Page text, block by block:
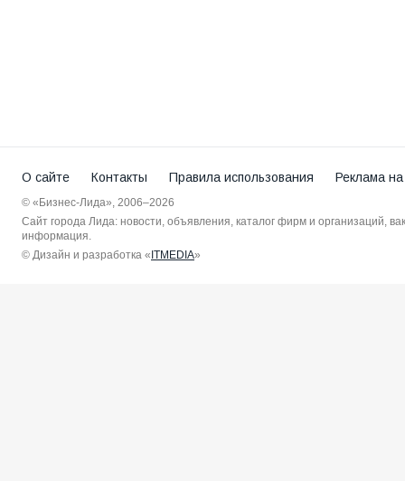
О сайте Контакты Правила использования Реклама
© «Бизнес-Лида», 2006–2026
Сайт города Лида: новости, объявления, каталог фирм и организаций,
информация.
© Дизайн и разработка « ITMEDIA»